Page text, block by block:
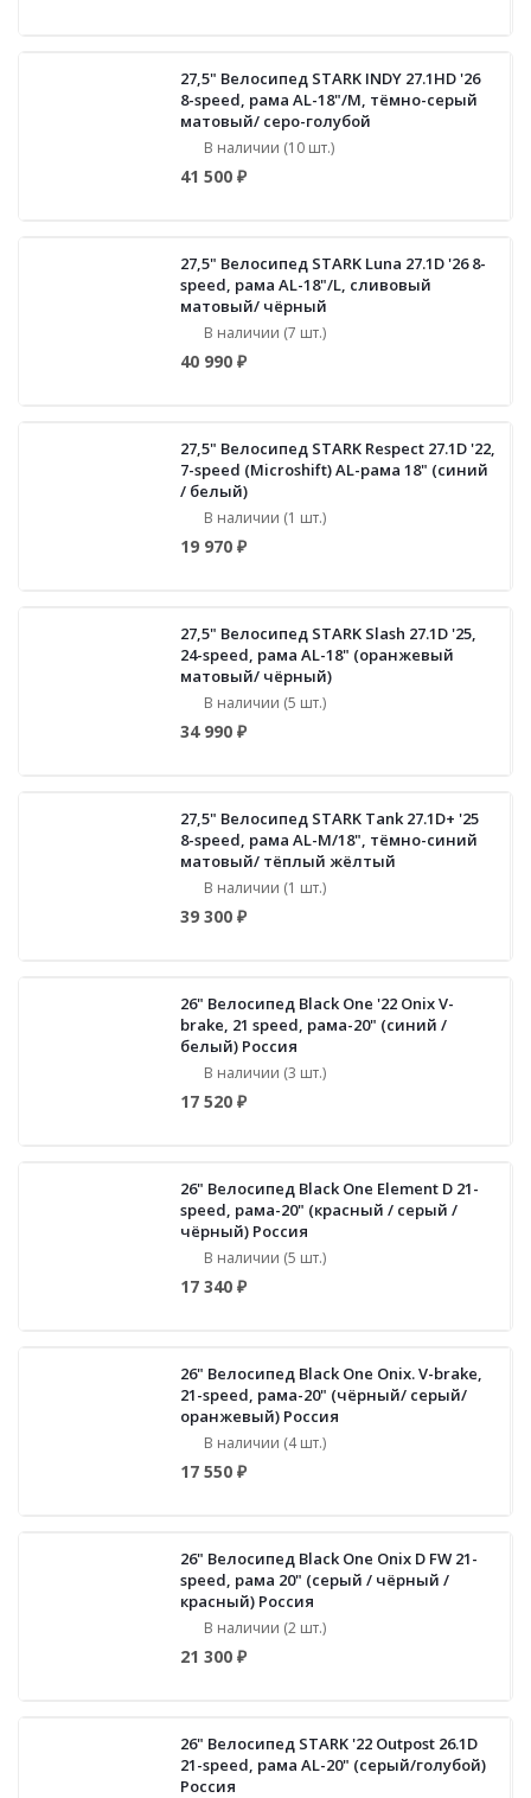
27,5" Велосипед STARK INDY 27.1HD '26
8-speed, рама AL-18"/M, тёмно-серый
матовый/ серо-голубой
В наличии (10 шт.)
41 500 ₽
27,5" Велосипед STARK Luna 27.1D '26 8-
speed, рама AL-18"/L, сливовый
матовый/ чёрный
В наличии (7 шт.)
40 990 ₽
27,5" Велосипед STARK Respect 27.1D '22,
7-speed (Microshift) AL-рама 18" (синий
/ белый)
В наличии (1 шт.)
19 970 ₽
27,5" Велосипед STARK Slash 27.1D '25,
24-speed, рама AL-18" (оранжевый
матовый/ чёрный)
В наличии (5 шт.)
34 990 ₽
27,5" Велосипед STARK Tank 27.1D+ '25
8-speed, рама AL-M/18", тёмно-синий
матовый/ тёплый жёлтый
В наличии (1 шт.)
39 300 ₽
26" Велосипед Black One '22 Onix V-
brake, 21 speed, рама-20" (синий /
белый) Россия
В наличии (3 шт.)
17 520 ₽
26" Велосипед Black One Element D 21-
speed, рама-20" (красный / серый /
чёрный) Россия
В наличии (5 шт.)
17 340 ₽
26" Велосипед Black One Onix. V-brake,
21-speed, рама-20" (чёрный/ серый/
оранжевый) Россия
В наличии (4 шт.)
17 550 ₽
26" Велосипед Black One Onix D FW 21-
speed, рама 20" (серый / чёрный /
красный) Россия
В наличии (2 шт.)
21 300 ₽
26" Велосипед STARK '22 Outpost 26.1D
21-speed, рама AL-20" (серый/голубой)
Россия